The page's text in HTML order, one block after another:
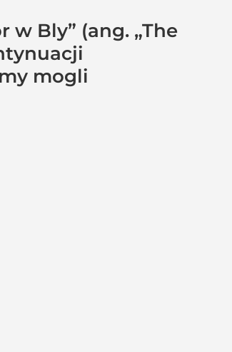
Bly” (ang. „The
mogli